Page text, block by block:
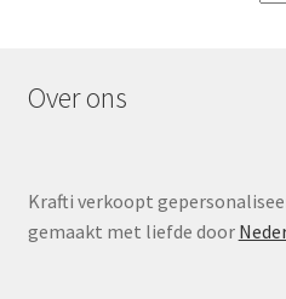
Over ons
Krafti verkoopt
gemaakt met liefde door